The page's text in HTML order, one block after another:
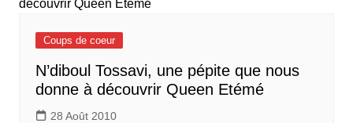
Coups de coeur
N’diboul Tossavi, une pépite que nous
donne à découvrir Queen Etémé
28 Août 2010